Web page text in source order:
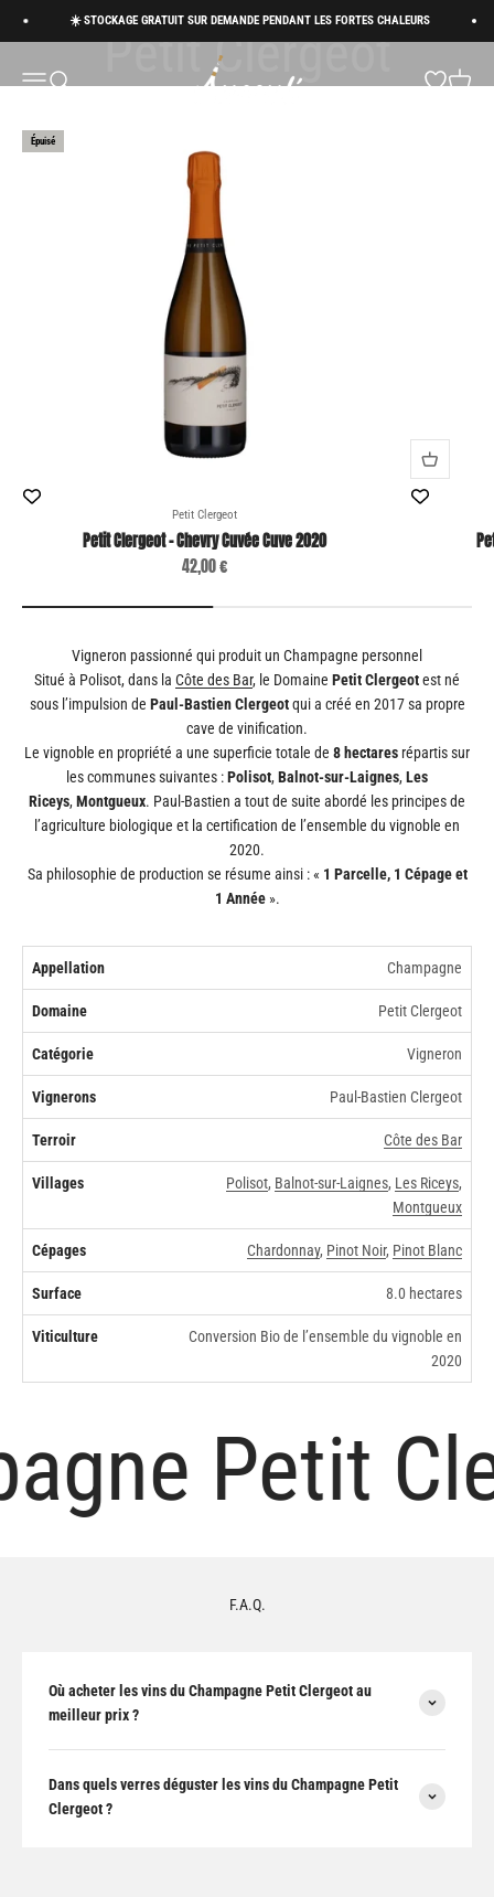
Passer au contenu
☀️ STOCKAGE GRATUIT SUR DEMANDE PENDANT LES FORTES CHALEURS
MenuRecherche
Succul’ • Champagne Shop
Panier
Côte des Bar
Épuisé
Petit Clergeot
Petit Clergeot - Chevry Cuvée Cuve 2020
Prix de vente
42,00 €
Vigneron passionné qui produit un Champagne personnel
Situé à Polisot, dans la Côte des Bar, le Domaine Petit Clergeotest né
sous l’impulsion de Paul-Bastien Clergeotqui a créé en 2017 sa propre
cave de vinification.
Le vignoble en propriété a une superficie totale de 8 hectares répartis sur
les communes suivantes :Polisot,Balnot-sur-Laignes,Les
Riceys,Montgueux. Paul-Bastien a tout de suite abordé les principes de
l’agriculture biologique et la certification de l’ensemble du vignoble en
2020.
Sa philosophie de production se résume ainsi : « 1 Parcelle, 1 Cépage et
1 Année».
Appellation Champagne
Domaine Petit Clergeot
Catégorie Vigneron
Vignerons Paul-Bastien Clergeot
Terroir Côte des Bar
Villages Polisot, Balnot-sur-Laignes, Les Riceys,
Montgueux
Cépages Chardonnay, Pinot Noir, Pinot Blanc
Surface 8.0 hectares
Viticulture
Conversion Bio de l’ensemble du vignoble en
2020
Petit
F.A.Q.
Où acheter les vins du Champagne Petit Clergeot au
meilleur prix ?
Dans quels verres déguster les vins du Champagne Petit
Clergeot ?